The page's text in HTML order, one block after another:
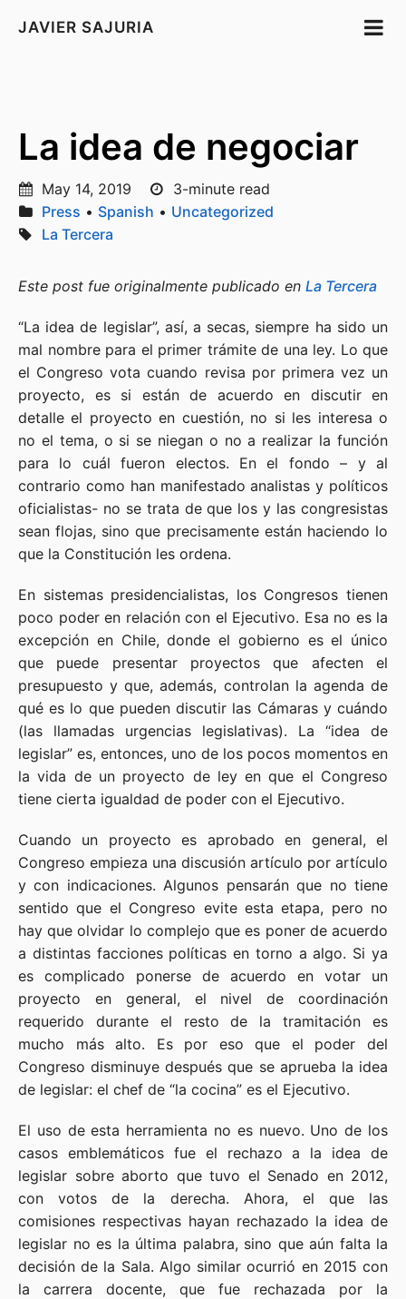
JAVIER SAJURIA
La idea de negociar
May 14, 2019
3-minute read
Press • Spanish • Uncategorized
La Tercera
Este post fue originalmente publicado en La Tercera
“La idea de legislar”, así, a secas, siempre ha sido un
mal nombre para el primer trámite de una ley. Lo que
el Congreso vota cuando revisa por primera vez un
proyecto, es si están de acuerdo en discutir en
detalle el proyecto en cuestión, no si les interesa o
no el tema, o si se niegan o no a realizar la función
para lo cuál fueron electos. En el fondo – y al
contrario como han manifestado analistas y políticos
oficialistas- no se trata de que los y las congresistas
sean flojas, sino que precisamente están haciendo lo
que la Constitución les ordena.
En sistemas presidencialistas, los Congresos tienen
poco poder en relación con el Ejecutivo. Esa no es la
excepción en Chile, donde el gobierno es el único
que puede presentar proyectos que afecten el
presupuesto y que, además, controlan la agenda de
qué es lo que pueden discutir las Cámaras y cuándo
(las llamadas urgencias legislativas). La “idea de
legislar” es, entonces, uno de los pocos momentos en
la vida de un proyecto de ley en que el Congreso
tiene cierta igualdad de poder con el Ejecutivo.
Cuando un proyecto es aprobado en general, el
Congreso empieza una discusión artículo por artículo
y con indicaciones. Algunos pensarán que no tiene
sentido que el Congreso evite esta etapa, pero no
hay que olvidar lo complejo que es poner de acuerdo
a distintas facciones políticas en torno a algo. Si ya
es complicado ponerse de acuerdo en votar un
proyecto en general, el nivel de coordinación
requerido durante el resto de la tramitación es
mucho más alto. Es por eso que el poder del
Congreso disminuye después que se aprueba la idea
de legislar: el chef de “la cocina” es el Ejecutivo.
El uso de esta herramienta no es nuevo. Uno de los
casos emblemáticos fue el rechazo a la idea de
legislar sobre aborto que tuvo el Senado en 2012,
con votos de la derecha. Ahora, el que las
comisiones respectivas hayan rechazado la idea de
legislar no es la última palabra, sino que aún falta la
decisión de la Sala. Algo similar ocurrió en 2015 con
la carrera docente, que fue rechazada por la